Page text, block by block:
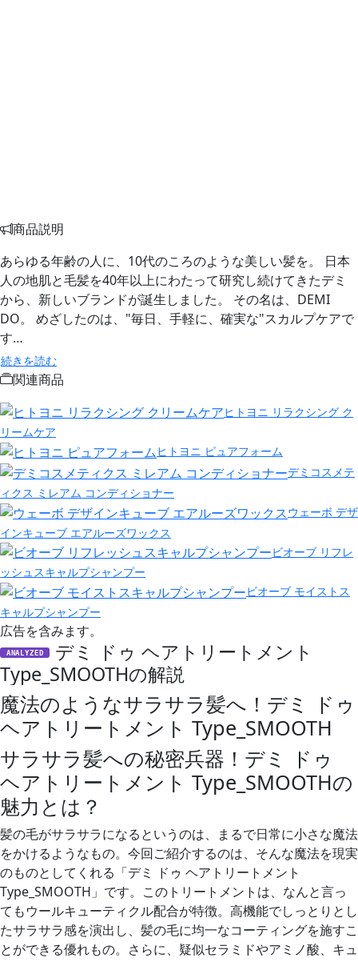
商品説明
あらゆる年齢の人に、10代のころのような美しい髪を。 日本
人の地肌と毛髪を40年以上にわたって研究し続けてきたデミ
から、新しいブランドが誕生しました。 その名は、DEMI
DO。 めざしたのは、"毎日、手軽に、確実な"スカルプケアで
す…
続きを読む
関連商品
ヒトヨニ リラクシング ク
リームケア
ヒトヨニ ピュアフォーム
デミコスメテ
ィクス ミレアム コンディショナー
ウェーボ デザ
インキューブ エアルーズワックス
ビオーブ リフレ
ッシュスキャルプシャンプー
ビオーブ モイストス
キャルプシャンプー
広告を含みます。
ANALYZED
デミ ドゥ ヘアトリートメント
Type_SMOOTHの解説
魔法のようなサラサラ髪へ！デミ ドゥ
ヘアトリートメント Type_SMOOTH
サラサラ髪への秘密兵器！デミ ドゥ
ヘアトリートメント Type_SMOOTHの
魅力とは？
髪の毛がサラサラになるというのは、まるで日常に小さな魔法
をかけるようなもの。今回ご紹介するのは、そんな魔法を現実
のものとしてくれる「デミ ドゥ ヘアトリートメント
Type_SMOOTH」です。このトリートメントは、なんと言っ
てもウールキューティクル配合が特徴。高機能でしっとりとし
たサラサラ感を演出し、髪の毛に均一なコーティングを施すこ
とができる優れもの。さらに、疑似セラミドやアミノ酸、キュ